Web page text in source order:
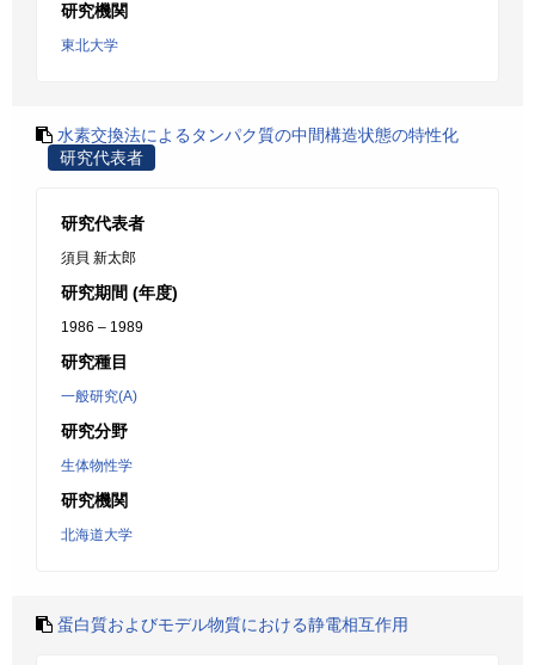
研究機関
東北大学
水素交換法によるタンパク質の中間構造状態の特性化
研究代表者
研究代表者
須貝 新太郎
研究期間 (年度)
1986 – 1989
研究種目
一般研究(A)
研究分野
生体物性学
研究機関
北海道大学
蛋白質およびモデル物質における静電相互作用